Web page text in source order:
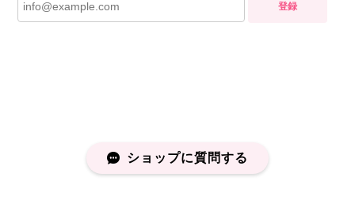
登録
ショップに質問する